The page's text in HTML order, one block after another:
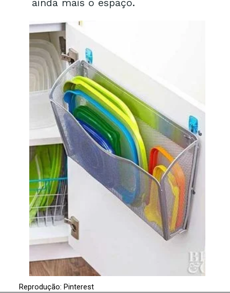
ainda mais o espaço.
Reprodução: Pinterest